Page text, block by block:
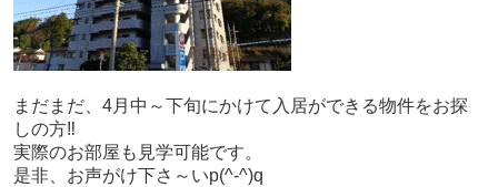
まだまだ、4月中～下旬にかけて入居ができる物件をお探
しの方‼
実際のお部屋も見学可能です。
是非、お声がけ下さ～いp(^-^)q